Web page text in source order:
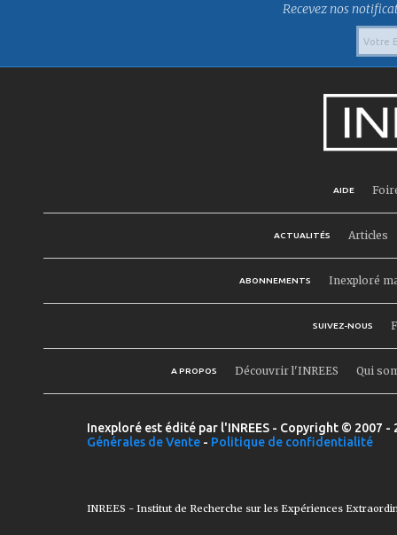
Recevez nos
AIDE
ACTUALITÉS Articles
ABONNEMENTS Inexploré
SUIVEZ-NOUS
A PROPOS Découvrir l'INREES Qui
Inexploré est édité par l'INREES - Copyright © 2007
Générales de Vente - Politique de confidentialité
INREES - Institut de Recherche sur les Expériences